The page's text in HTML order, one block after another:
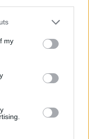
one or more Google
You may click to
third-party tags to
in below Google
my
valamikor az
mint
–
2018-ban a Jama